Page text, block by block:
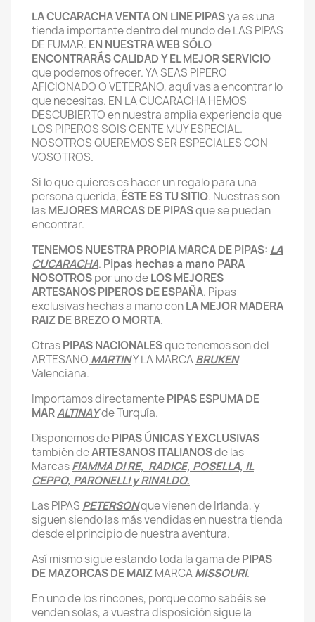
LA CUCARACHA VENTA ON LINE PIPASya es una
tienda importante dentro del mundo de LAS PIPAS
DE FUMAR. EN NUESTRA WEB SÓLO
ENCONTRARÁS CALIDAD Y EL MEJOR SERVICIO
que podemos ofrecer. YA SEAS PIPERO
AFICIONADO O VETERANO, aquí vas a encontrar lo
que necesitas. EN LA CUCARACHA HEMOS
DESCUBIERTO en nuestra amplia experiencia que
LOS PIPEROS SOIS GENTE MUY ESPECIAL.
NOSOTROS QUEREMOS SER ESPECIALES CON
VOSOTROS.
Si lo que quieres es hacer un regalo para una
persona querida, ÉSTE ES TU SITIO. Nuestras son
lasMEJORES MARCAS DE PIPASque se puedan
encontrar.
TENEMOS NUESTRA PROPIA MARCA DE PIPAS: LA
CUCARACHA. Pipas hechas a mano PARA
NOSOTROSpor uno deLOS MEJORES
ARTESANOS PIPEROS DE ESPAÑA. Pipas
exclusivas hechas a mano conLA MEJOR MADERA
RAIZ DE BREZO O MORTA.
OtrasPIPAS NACIONALESque tenemos son del
ARTESANO MARTINY LA MARCABRUKEN
Valenciana.
Importamos directamentePIPAS ESPUMA DE
MARALTINAYde Turquía.
Disponemos dePIPAS ÚNICAS Y EXCLUSIVAS
también deARTESANOS ITALIANOSde las
MarcasFIAMMA DI RE, RADICE, POSELLA, IL
CEPPO, PARONELLI y RINALDO.
Las PIPAS PETERSONque vienen de Irlanda, y
siguen siendo las más vendidas en nuestra tienda
desde el principio de nuestra aventura.
Así mismo sigue estando toda la gama dePIPAS
DE MAZORCAS DE MAIZMARCAMISSOURI.
En uno de los rincones, porque como sabéis se
venden solas, a vuestra disposición sigue la